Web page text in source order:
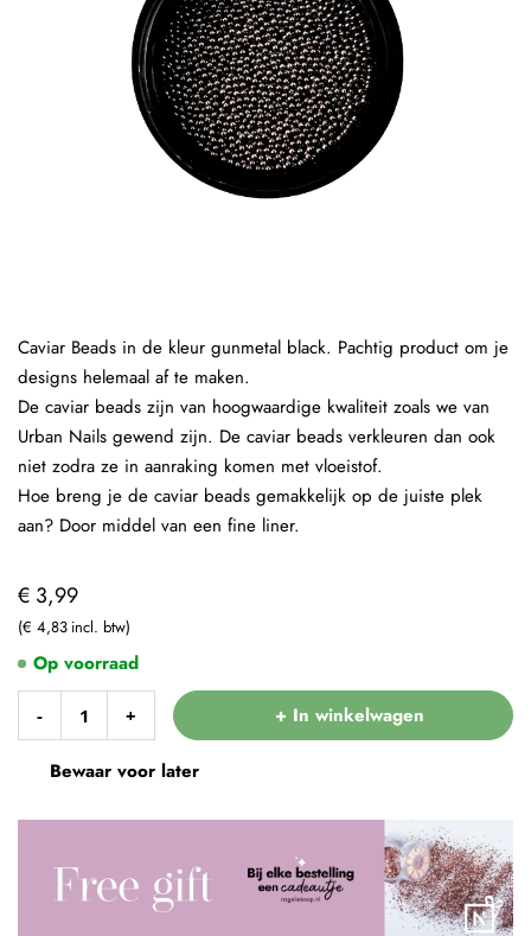
€ 3,99
€ 4,83
- + + In winkelwagen
Bewaar voor later
Op voorraad
Caviar Beads in de kleur gunmetal black. Pachtig product om je
designs helemaal af te maken.
De caviar beads zijn van hoogwaardige kwaliteit zoals we van
Urban Nails gewend zijn. De caviar beads verkleuren dan ook
niet zodra ze in aanraking komen met vloeistof.
Hoe breng je de caviar beads gemakkelijk op de juiste plek
aan? Door middel van een fine liner.